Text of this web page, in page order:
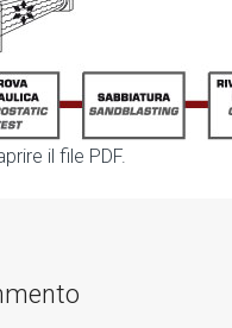
il file PDF.